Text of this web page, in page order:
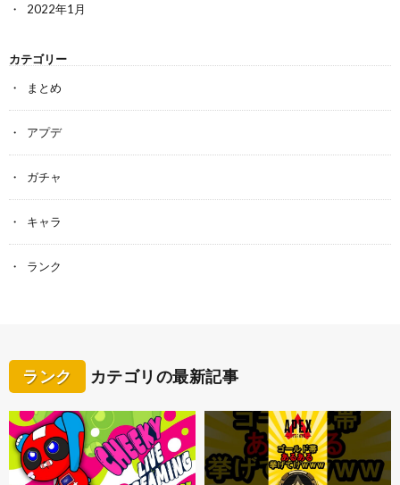
2022年1月
カテゴリー
まとめ
アプデ
ガチャ
キャラ
ランク
ランク カテゴリの最新記事